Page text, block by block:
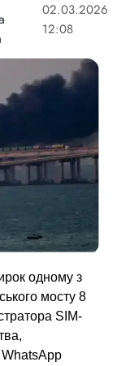
02.03.2026
12:08
одному з
мосту 8
SIM-
WhatsApp